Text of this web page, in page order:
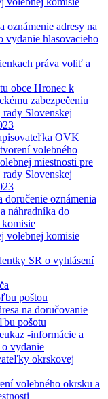
oznámenie adresy na
vydanie hlasovacieho
práva voliť a
obce Hronec k
zabezpečeniu
Slovenskej
OVK
volebného
miestnosti pre
Slovenskej
doručenie oznámenia
náhradníka do
volebnej komisie
SR o vyhlásení
poštou
na doručovanie
pošotu
-informácie a
vydanie
okrskovej
volebného okrsku a